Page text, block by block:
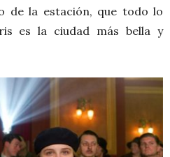
de la estación, que todo lo
es la ciudad más bella y